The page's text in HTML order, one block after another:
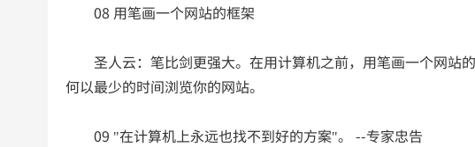
08 用笔画一个网站的框架
圣人云：笔比剑更强大。在用计算机之前，用笔画一个网站
何以最少的时间浏览你的网站。
09 "在计算机上永远也找不到好的方案"。 --专家忠告